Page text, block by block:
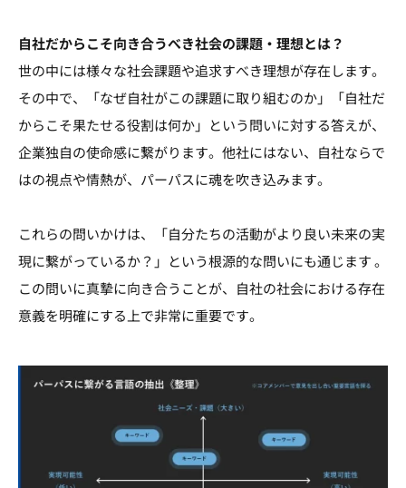
自社だからこそ向き合うべき社会の課題・理想とは？
世の中には様々な社会課題や追求すべき理想が存在します。
その中で、「なぜ自社がこの課題に取り組むのか」「自社だ
からこそ果たせる役割は何か」という問いに対する答えが、
企業独自の使命感に繋がります。他社にはない、自社ならで
はの視点や情熱が、パーパスに魂を吹き込みます。
これらの問いかけは、「自分たちの活動がより良い未来の実
現に繋がっているか？」という根源的な問いにも通じます 。
この問いに真摯に向き合うことが、自社の社会における存在
意義を明確にする上で非常に重要です。